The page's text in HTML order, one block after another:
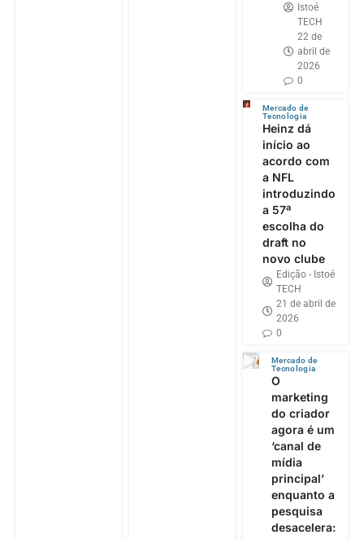
Istoé
TECH
22 de
abril de
2026
0
Mercado de
Tecnologia
Heinz dá
início ao
acordo com
a NFL
introduzindo
a 57ª
escolha do
draft no
novo clube
Edição - Istoé
TECH
21 de abril de
2026
0
Mercado de
Tecnologia
O
marketing
do criador
agora é um
‘canal de
mídia
principal’
enquanto a
pesquisa
desacelera: